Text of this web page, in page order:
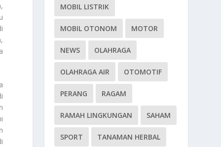
MOBIL LISTRIK
MOBIL OTONOM MOTOR
NEWS OLAHRAGA
OLAHRAGA AIR OTOMOTIF
PERANG RAGAM
RAMAH LINGKUNGAN SAHAM
SPORT TANAMAN HERBAL